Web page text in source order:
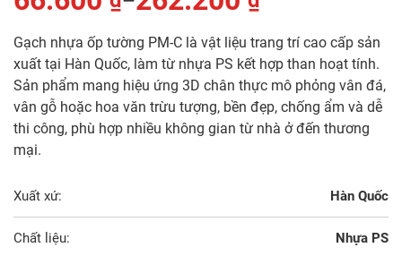
Gạch nhựa ốp tường PM-C là vật liệu trang trí cao cấp sản
xuất tại Hàn Quốc, làm từ nhựa PS kết hợp than hoạt tính.
Sản phẩm mang hiệu ứng 3D chân thực mô phỏng vân đá,
vân gỗ hoặc hoa văn trừu tượng, bền đẹp, chống ẩm và dễ
thi công, phù hợp nhiều không gian từ nhà ở đến thương
mại.
Xuất xứ: Hàn Quốc
Chất liệu: Nhựa PS